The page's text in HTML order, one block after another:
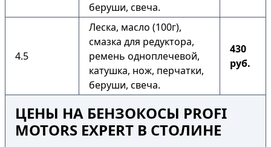
беруши, свеча.
4.5
Леска, масло (100г),
смазка для редуктора,
ремень одноплечевой,
катушка, нож, перчатки,
беруши, свеча.
430
руб.
ЦЕНЫ НА БЕНЗОКОСЫ PROFI
MOTORS EXPERT В СТОЛИНЕ